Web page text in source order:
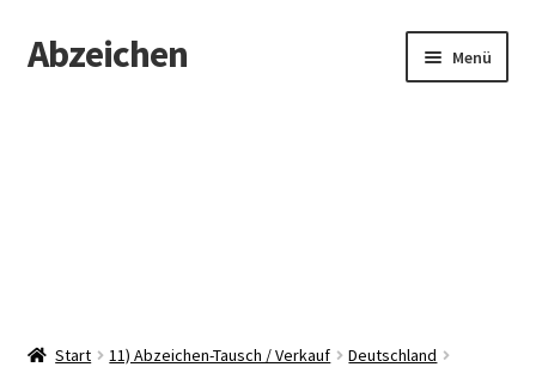
Zur
Navigation
Zum
Inhalt
Abzeichen Menü
Start 11) Abzeichen-Tausch / Verkauf
Deutschland